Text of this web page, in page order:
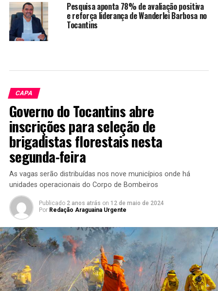
Pesquisa aponta 78% de avaliação positiva
e reforça liderança de Wanderlei Barbosa no
Tocantins
CAPA
Governo do Tocantins abre
inscrições para seleção de
brigadistas florestais nesta
segunda-feira
As vagas serão distribuídas nos nove municípios onde há
unidades operacionais do Corpo de Bombeiros
Publicado 2 anos atrás on 12 de maio de 2024
Por Redação Araguaina Urgente